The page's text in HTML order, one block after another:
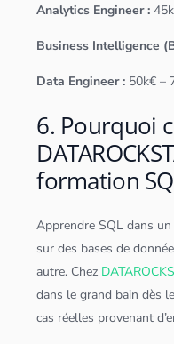
Analytics Engineer :
Business Intelligence
Data Engineer: 50k€ –
6. Pourquoi
formation
Apprendre SQL dans un
sur des bases de
autre. Chez
dans le grand bain dès
cas réelles provenant